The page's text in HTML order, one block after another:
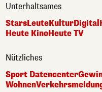
Unterhaltsames
StarsLeuteKulturDigital
Heute KinoHeute TV
Nützliches
Sport Datencenter
Wohnen